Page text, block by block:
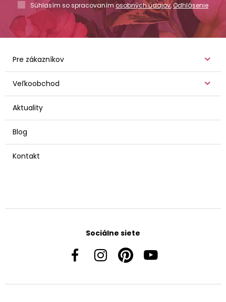
Súhlasím so spracovaním osobných údajov,Odhlásenie
Pre zákazníkov
Veľkoobchod
Aktuality
Blog
Kontakt
Sociálne siete